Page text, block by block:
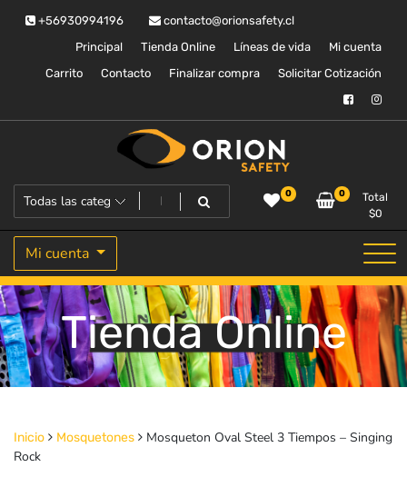
+56930994196
contacto@orionsafety.cl
Principal
Tienda Online Líneas de vida
Mi cuenta
Carrito
Contacto Finalizar compra Solicitar Cotización
Orion Safety
Equipos de proteccion personal 0 0
Total
$0
Mi cuenta
Tienda Online
Inicio Mosquetones
Mosqueton Oval Steel 3 Tiempos – Singing
Rock